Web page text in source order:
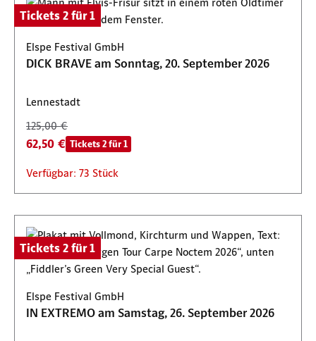
Tickets 2 für 1
Elspe Festival GmbH
DICK BRAVE am Sonntag, 20. September 2026
Lennestadt
125,00 €
62,50 € Tickets 2 für 1
Verfügbar: 73 Stück
Tickets 2 für 1
Elspe Festival GmbH
IN EXTREMO am Samstag, 26. September 2026